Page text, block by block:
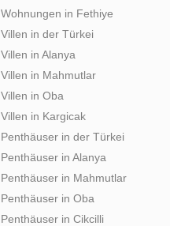
Wohnungen in Fethiye
Villen in der Türkei
Villen in Alanya
Villen in Mahmutlar
Villen in Oba
Villen in Kargicak
Penthäuser in der Türkei
Penthäuser in Alanya
Penthäuser in Mahmutlar
Penthäuser in Oba
Penthäuser in Cikcilli